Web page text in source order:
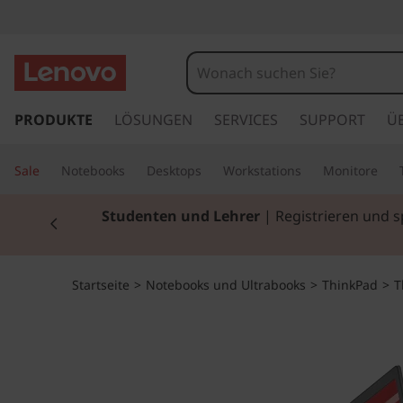
h
n
k
u
a
PRODUKTE LÖSUNGEN SERVICES SUPPORT
Sale Notebooks Desktops Workstations Monitore
Startseite > Notebooks und Ultrabooks > ThinkPad >